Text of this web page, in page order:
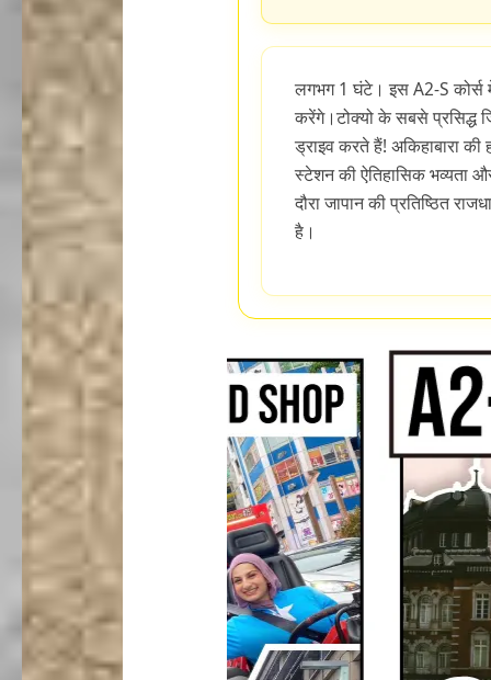
लगभग 1 घंटे। इस A2-S कोर्स
करेंगे।टोक्यो के सबसे प्रसिद्ध
ड्राइव करते हैं! अकिहाबारा
स्टेशन की ऐतिहासिक भव्यता
दौरा जापान की प्रतिष्ठित
है।